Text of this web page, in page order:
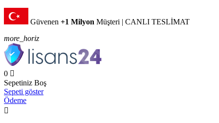
Güvenen +1 Milyon Müşteri | CANLI TESLİMAT
more_horiz
0 
Sepetiniz Boş
Sepeti göster
Ödeme
